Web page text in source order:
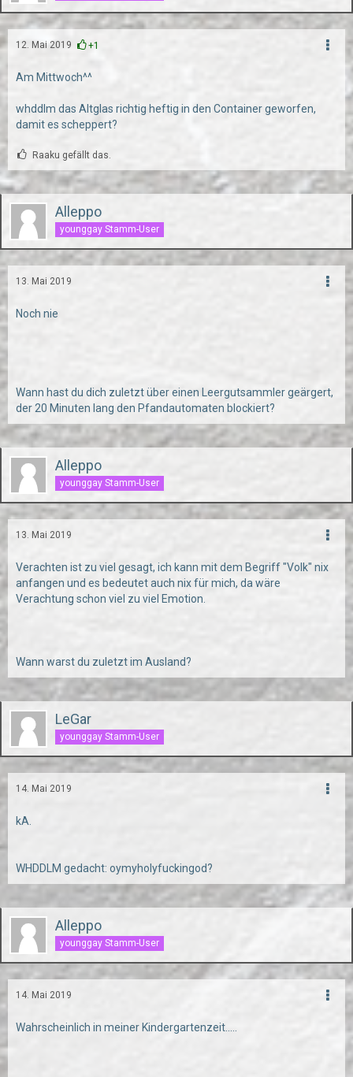
12. Mai 2019 +1
Am Mittwoch^^
whddlm das Altglas richtig heftig in den Container geworfen,
damit es scheppert?
Raaku gefällt das.
Alleppo
younggay Stamm-User
13. Mai 2019
Noch nie
Wann hast du dich zuletzt über einen Leergutsammler geärgert,
der 20 Minuten lang den Pfandautomaten blockiert?
Alleppo
younggay Stamm-User
13. Mai 2019
Verachten ist zu viel gesagt, ich kann mit dem Begriff "Volk" nix
anfangen und es bedeutet auch nix für mich, da wäre
Verachtung schon viel zu viel Emotion.
Wann warst du zuletzt im Ausland?
LeGar
younggay Stamm-User
14. Mai 2019
kA.
WHDDLM gedacht: oymyholyfuckingod?
Alleppo
younggay Stamm-User
14. Mai 2019
Wahrscheinlich in meiner Kindergartenzeit.....